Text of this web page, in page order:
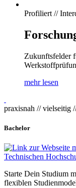
Profiliert //
Zukunftsfelder
mehr lesen
praxisnah // vielseitig
Bachelor
Starte Dein Studium
flexiblen